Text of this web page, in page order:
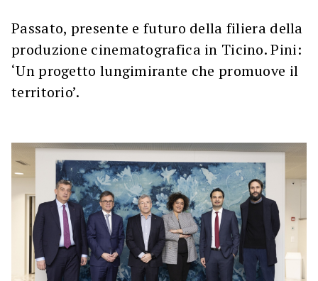
Passato, presente e futuro della filiera della
produzione cinematografica in Ticino. Pini:
‘Un progetto lungimirante che promuove il
territorio’.